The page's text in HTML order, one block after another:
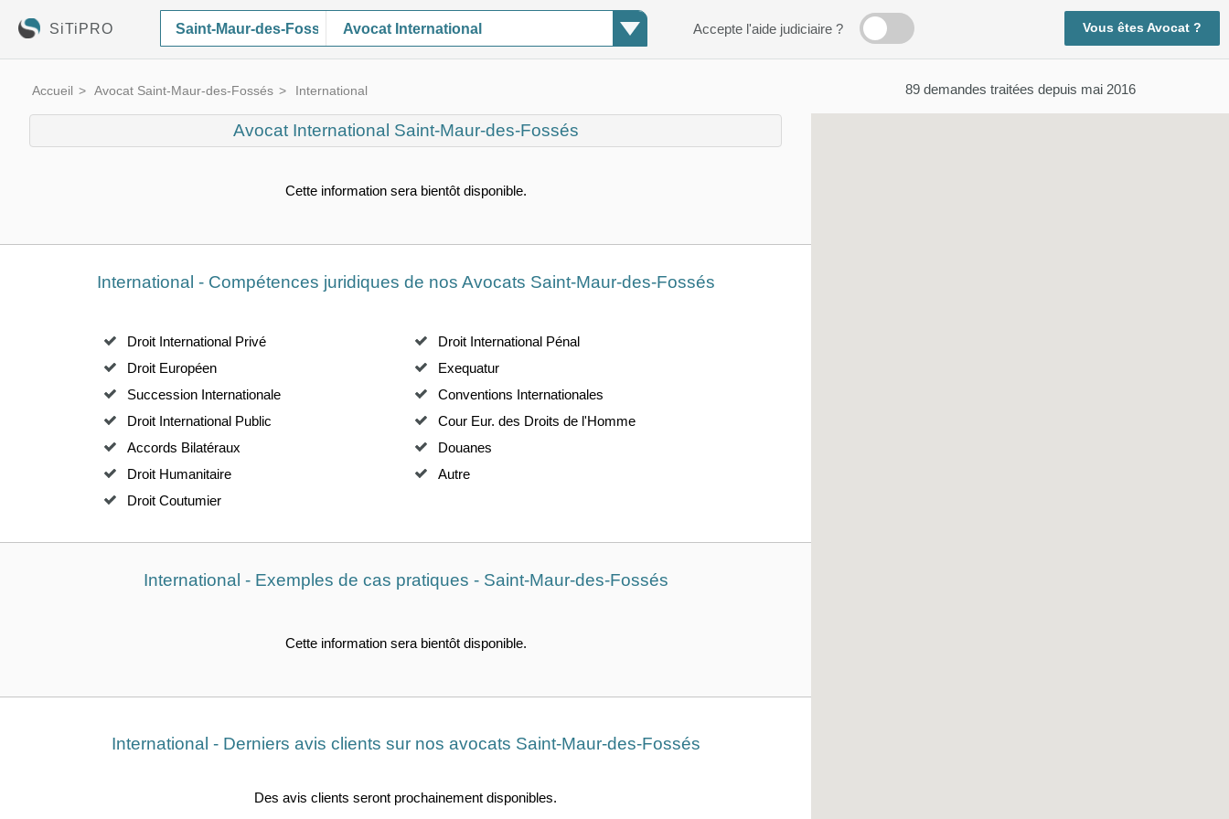
SiTiPRO Avocat International Accepte l'aide judiciaire ? Vous êtes Avocat ?
Accueil Avocat Saint-Maur-des-Fossés International
Avocat International Saint-Maur-des-Fossés
Cette information sera bientôt disponible.
International - Compétences juridiques de nos Avocats Saint-Maur-des-Fossés
Droit International Privé
Droit Européen
Succession Internationale
Droit International Public
Accords Bilatéraux
Droit Humanitaire
Droit Coutumier
Droit International Pénal
Exequatur
Conventions Internationales
Cour Eur. des Droits de l'Homme
Douanes
Autre
International - Exemples de cas pratiques - Saint-Maur-des-Fossés
Cette information sera bientôt disponible.
International - Derniers avis clients sur nos avocats Saint-Maur-des-Fossés
Des avis clients seront prochainement disponibles.
89demandes traitées depuis mai 2016